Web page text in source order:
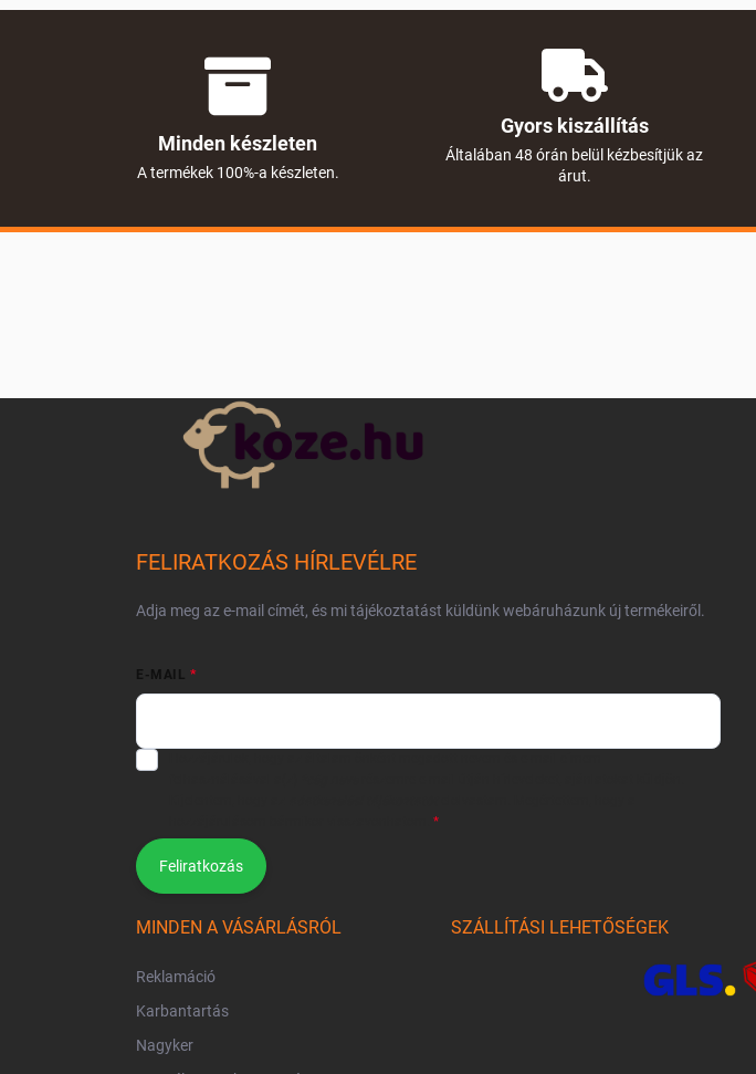
Minden készleten
A termékek 100%-a készleten.
Gyors kiszállítás
Általában 48 órán belül kézbesítjük az
árut.
FELIRATKOZÁS HÍRLEVÉLRE
Adja meg az e-mail címét, és mi tájékoztatást küldünk webáruházunk új termékeiről.
E-MAIL
Feliratkozás
MINDEN A VÁSÁRLÁSRÓL
Reklamáció
Karbantartás
Nagyker
SZÁLLÍTÁSI LEHETŐSÉGEK